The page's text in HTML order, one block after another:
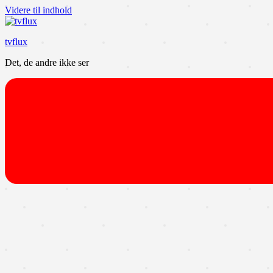
Videre til indhold
tvflux
Det, de andre ikke ser